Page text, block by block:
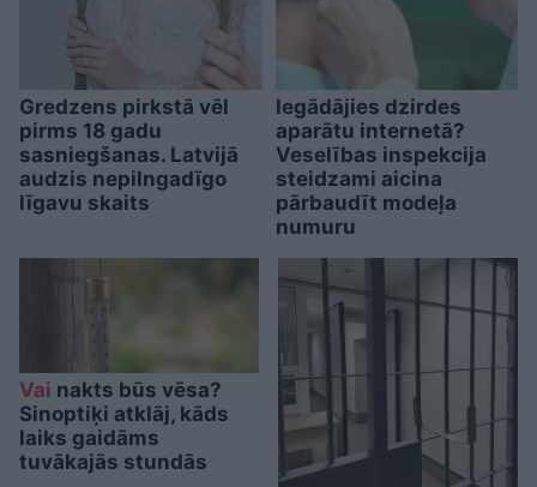
Gredzens pirkstā vēl
pirms 18 gadu
sasniegšanas. Latvijā
audzis nepilngadīgo
līgavu skaits
Iegādājies dzirdes
aparātu internetā?
Veselības inspekcija
steidzami aicina
pārbaudīt modeļa
numuru
Vai nakts būs vēsa?
Sinoptiķi atklāj, kāds
laiks gaidāms
tuvākajās stundās